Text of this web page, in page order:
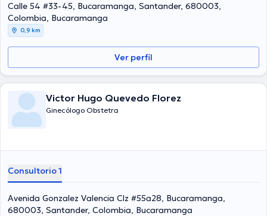
Calle 54 #33-45, Bucaramanga, Santander, 680003,
Colombia, Bucaramanga
0,9 km
Ver perfil
Victor Hugo Quevedo Florez
Ginecólogo Obstetra
Consultorio 1
Avenida Gonzalez Valencia Clz #55a28, Bucaramanga,
680003, Santander, Colombia, Bucaramanga